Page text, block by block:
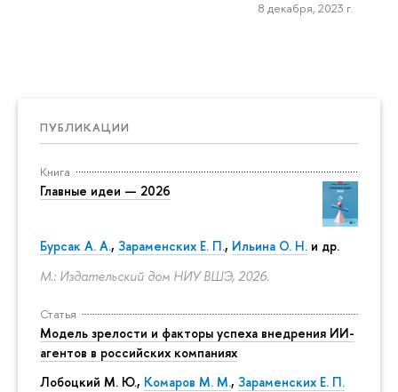
ПУБЛИКАЦИИ
Книга
Главные идеи — 2026
Бурсак А. А., Зараменских Е. П., Ильина О. Н. и др.
М.: Издательский дом НИУ ВШЭ, 2026.
Статья
Модель зрелости и факторы успеха внедрения ИИ-
агентов в российских компаниях
Лобоцкий М. Ю., Комаров М. М., Зараменских Е. П.
8 декабря, 2023 г.